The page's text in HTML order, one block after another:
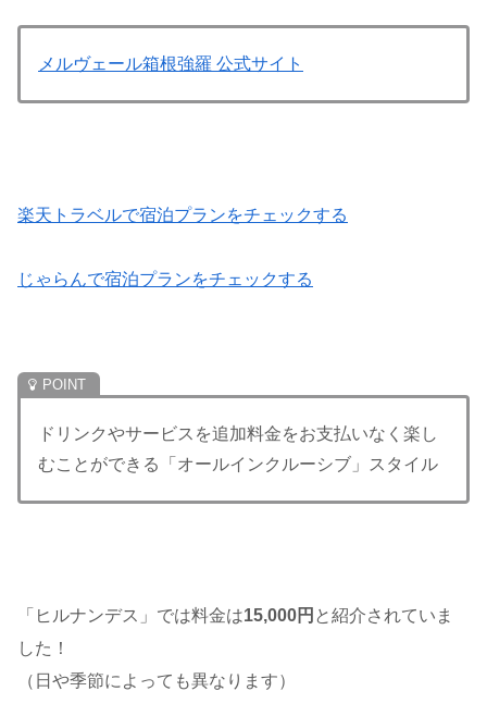
メルヴェール箱根強羅 公式サイト
楽天トラベルで宿泊プランをチェックする
じゃらんで宿泊プランをチェックする
ドリンクやサービスを追加料金をお支払いなく楽し
むことができる「オールインクルーシブ」スタイル
「ヒルナンデス」では料金は15,000円 と紹介されていま
した！
（日や季節によっても異なります）